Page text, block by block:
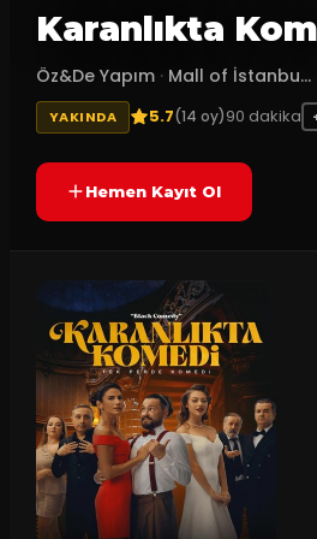
Karanlıkta
Öz&De Yapım · Mall of İstanbu...
YAKINDA 5.7(14 oy)90 dakika
Hemen Kayıt Ol